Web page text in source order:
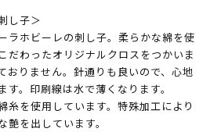
し子＞
ラホビーレの刺し子。柔らかな綿を使
だわったオリジナルクロスをつかいま
おりません。針通りも良いので、心地
す。印刷線は水で薄くなります。
糸を使用しています。特殊加工により
を出しています。